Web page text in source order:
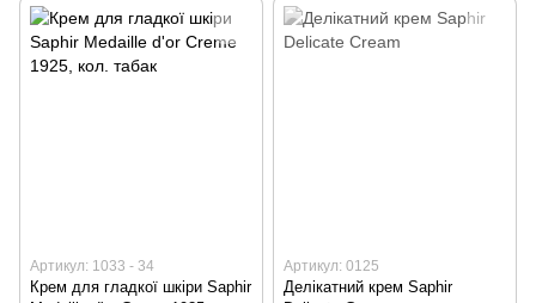
Артикул: 1033 - 34
Крем для гладкої шкіри Saphir
Артикул: 0125
Делікатний крем Saphir